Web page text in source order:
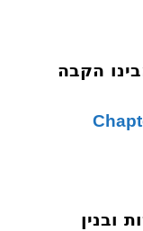
אבינו הקבה
ובנין